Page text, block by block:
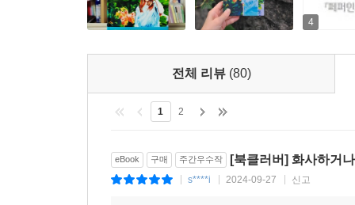
돌보지만 엄마는 깨어날 가망이 보이지 않는다.
주무르고 엄마의 소변 통을 비울 때마다 무언가 울
해원의 가족이 슈퍼 전파자가 되어 지역 사회
개명하여 동네를 떠나 자신을 아는 사람들을 피
삶을 살고 싶다.
회복하고 있다는 말에 시안은 복잡한 감정을 느
접근해 예전처럼 가까워지며 과거의 좋았던 추
4
전체 리뷰 (80)
1 2
eBook 구매 주간우수작 [북클러버] 화사하거
s****i 2024-09-27 신고